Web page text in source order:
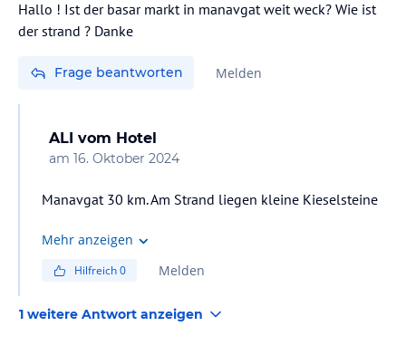
Hallo ! Ist der basar markt in manavgat weit weck? Wie ist
der strand ? Danke
Frage beantworten Melden
ALI vom Hotel
am 16. Oktober 2024
Manavgat 30 km. Am Strand liegen kleine Kieselsteine
Mehr anzeigen
Hilfreich0 Melden
1 weitere Antwort anzeigen